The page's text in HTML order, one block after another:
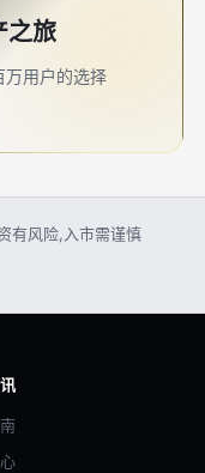
之旅
万用户的选择
有风险,入市需谨慎